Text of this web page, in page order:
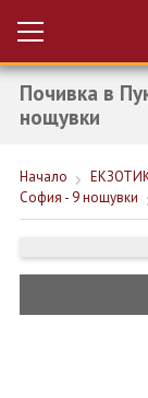
Вход за
НОВА ГОДИНА
Почивка в
нощувки
Начало
София - 9 нощувки